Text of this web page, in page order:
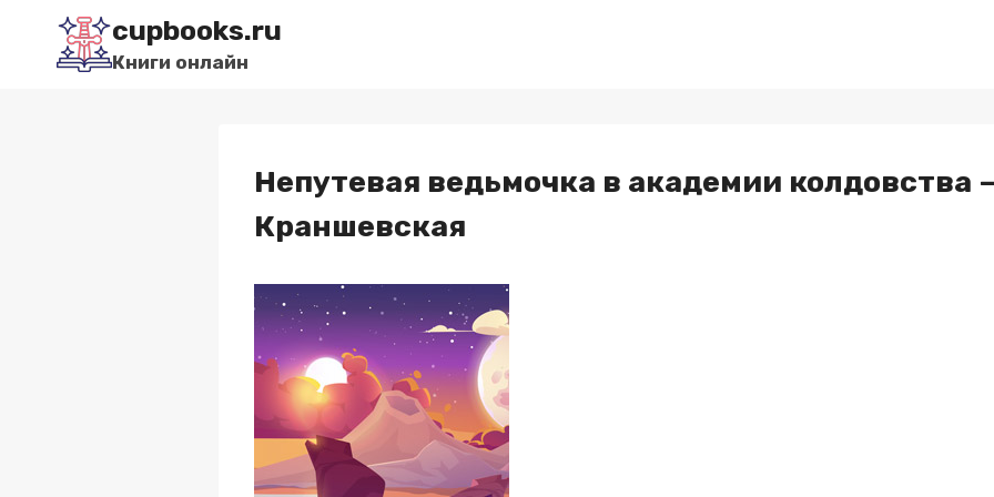
Перейти
содержимому
cupbooks.ru
Книги онлайн
Непутевая ведьмочка в академии колдовства
Краншевская